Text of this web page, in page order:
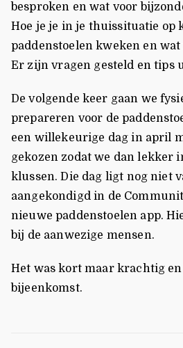
besproken en wat voor
Hoe je je in je thuissituatie op
paddenstoelen kweken en
Er zijn vragen gesteld en tips
De volgende keer gaan we
prepareren voor de
een willekeurige dag in april
gekozen zodat we dan lekker
klussen. Die dag ligt nog niet
aangekondigd in de
nieuwe paddenstoelen app.
bij de aanwezige mensen.
Het was kort maar krachtig
bijeenkomst.